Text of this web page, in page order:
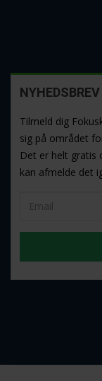
NYHEDSBREV
Tilmeld dig
sig på området
Det er helt gratis
kan afmelde det